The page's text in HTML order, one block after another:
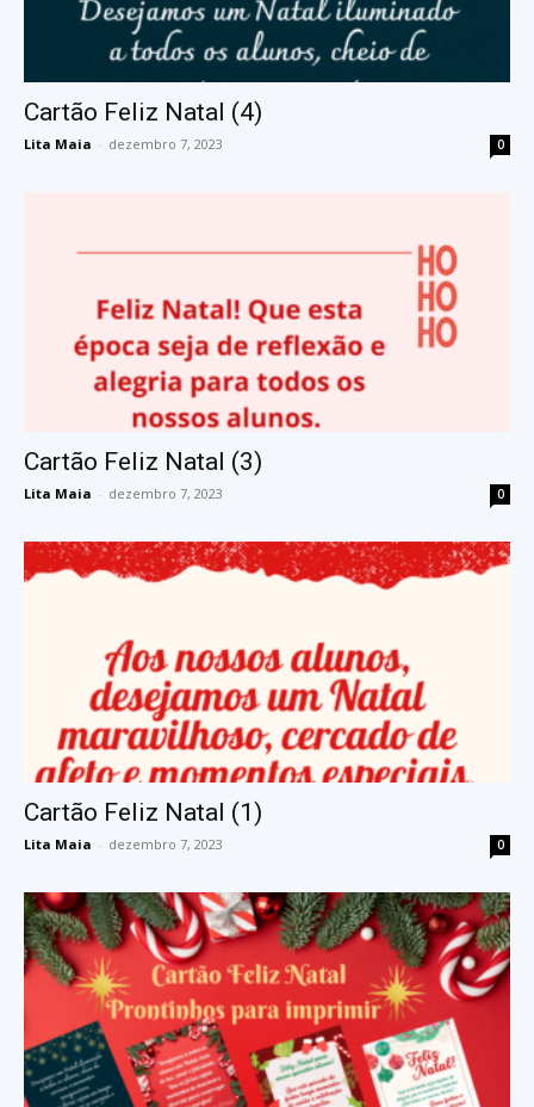
Cartão Feliz Natal (4)
Lita Maia - dezembro 7, 2023 0
Cartão Feliz Natal (3)
Lita Maia - dezembro 7, 2023 0
Cartão Feliz Natal (1)
Lita Maia - dezembro 7, 2023 0